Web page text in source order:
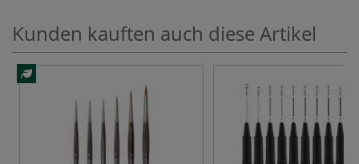
Kunden kauften auch diese Artikel